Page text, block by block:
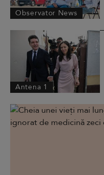
Observator News
Antena 1